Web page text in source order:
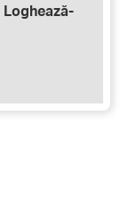
Loghează-